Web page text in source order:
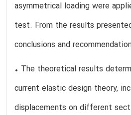
asymmetrical loading were
test. From the results
conclusions and
• The theoretical results
current elastic design theory,
displacements on different